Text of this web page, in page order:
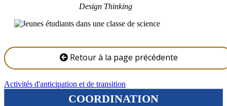
Design Thinking
Retour à la page précédente
Activités d'anticipation et de transition
COORDINATION